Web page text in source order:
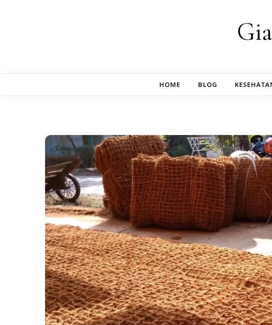
HOME BLOG